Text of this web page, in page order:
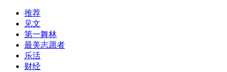
推荐
见文
第一舞林
最美志愿者
乐活
财经